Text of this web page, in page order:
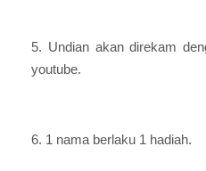
5. Undian akan direkam
youtube.
6. 1 nama berlaku 1 hadiah.